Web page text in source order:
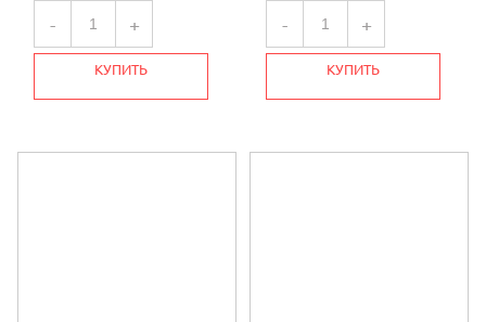
КАЛОРИФЕРЫ И ТЕПЛОВЕНТИЛЯТОРЫ
- +
КУПИТЬ
- +
КУПИТЬ